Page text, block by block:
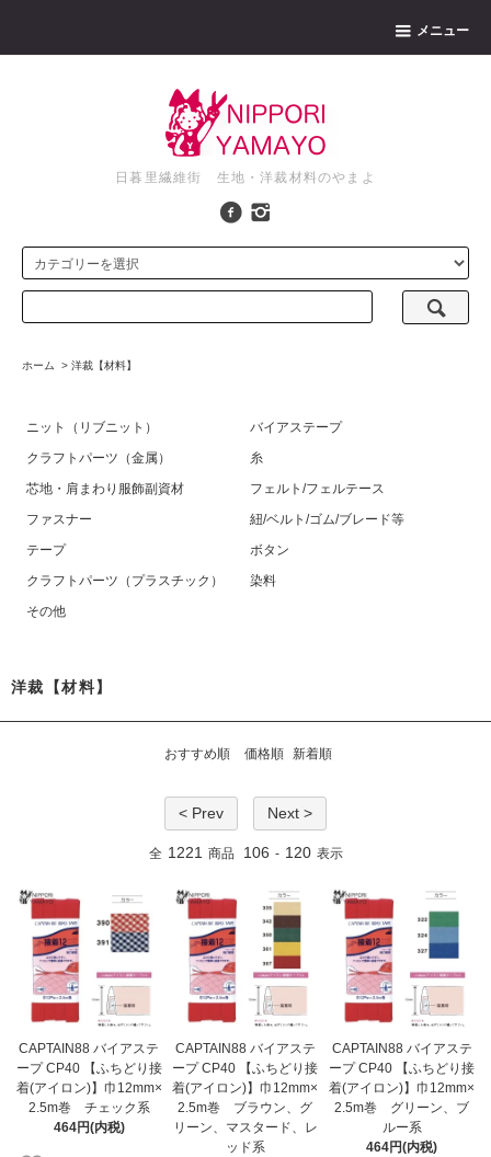
メニュー
日暮里繊維街 生地・洋裁材料のやまよ
ホーム > 洋裁【材料】
ニット（リブニット）
バイアステープ
クラフトパーツ（金属）
糸
芯地・肩まわり服飾副資材
フェルト/フェルテース
ファスナー
紐/ベルト/ゴム/ブレード等
テープ
ボタン
クラフトパーツ（プラスチック）
染料
その他
洋裁【材料】
おすすめ順 価格順 新着順
< Prev Next >
全 1221 商品 106 - 120 表示
CAPTAIN88 バイアステ
ープ CP40 【ふちどり接
着(アイロン)】巾12mm×
2.5m巻 チェック系
464円(内税)
CAPTAIN88 バイアステ
ープ CP40 【ふちどり接
着(アイロン)】巾12mm×
2.5m巻 ブラウン、グ
リーン、マスタード、レ
ッド系
CAPTAIN88 バイアステ
ープ CP40 【ふちどり接
着(アイロン)】巾12mm×
2.5m巻 グリーン、ブ
ルー系
464円(内税)